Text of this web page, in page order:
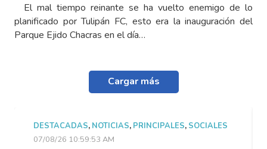
El mal tiempo reinante se ha vuelto enemigo de lo
planificado por Tulipán FC, esto era la inauguración del
Parque Ejido Chacras en el día…
Cargar más
SOCIALES DESTACADAS,NOTICIAS, PRINCIPALES
07/08/26 10:59:53 AM